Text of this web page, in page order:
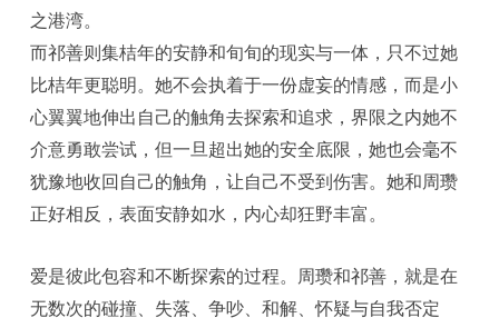
之港湾。
而祁善则集桔年的安静和旬旬的现实与一体，只不过她
比桔年更聪明。她不会执着于一份虚妄的情感，而是小
心翼翼地伸出自己的触角去探索和追求，界限之内她不
介意勇敢尝试，但一旦超出她的安全底限，她也会毫不
犹豫地收回自己的触角，让自己不受到伤害。她和周瓒
正好相反，表面安静如水，内心却狂野丰富。
爱是彼此包容和不断探索的过程。周瓒和祁善，就是在
无数次的碰撞、失落、争吵、和解、怀疑与自我否定